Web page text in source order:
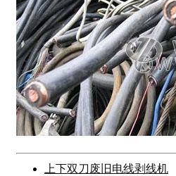
上下双刀废旧电线剥线机